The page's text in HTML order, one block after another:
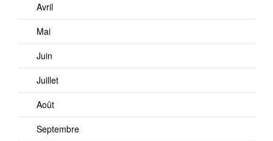
Avril
Mai
Juin
Juillet
Août
Septembre